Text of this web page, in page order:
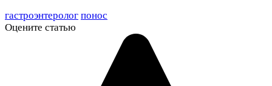
гастроэнтеролог понос
Оцените статью